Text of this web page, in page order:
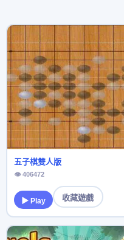
五子棋雙人版
👁 406472
▶ Play 收藏遊戲